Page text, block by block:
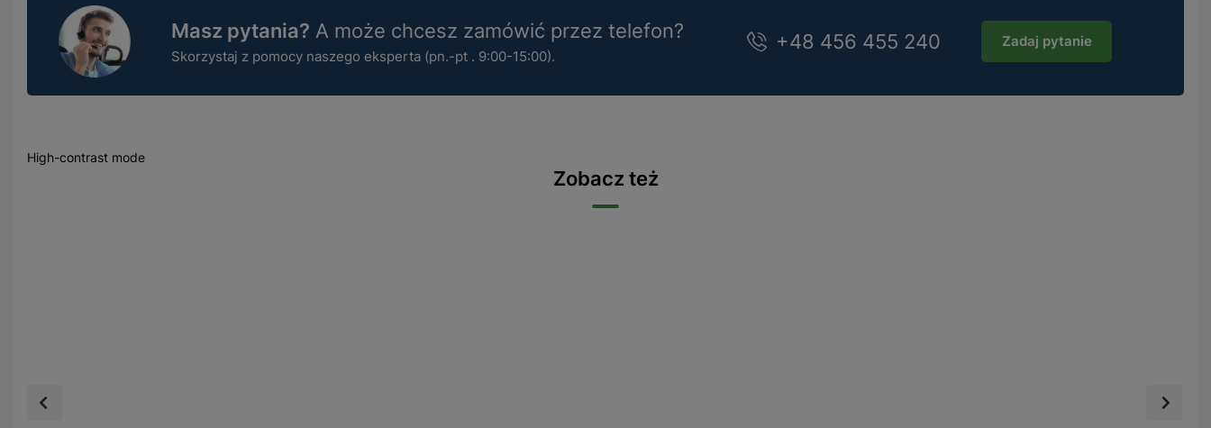
Masz pytania? A może chcesz zamówić przez telefon?
Skorzystaj z pomocy naszego eksperta (pn.-pt . 9:00-15:00).
+48 456 455 240 Zadaj pytanie
High-contrast mode
Zobacz też